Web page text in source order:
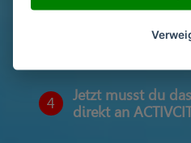
Unterschriebe
Namen oder lade
4
Jetzt musst du
direkt an